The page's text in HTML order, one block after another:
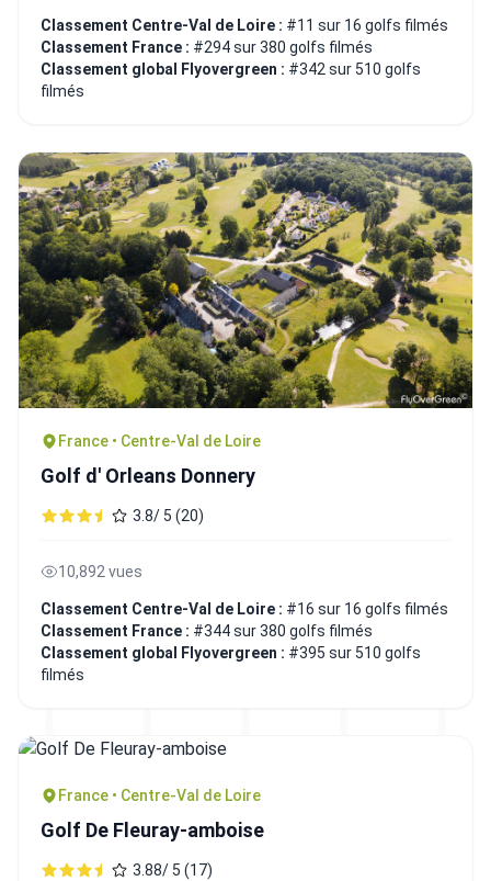
Classement Centre-Val de Loire : #11 sur 16 golfs filmés
Classement France : #294 sur 380 golfs filmés
Classement global Flyovergreen : #342 sur 510 golfs
filmés
France • Centre-Val de Loire
Golf d' Orleans Donnery
3.8/ 5 (20)
10,892 vues
Classement Centre-Val de Loire : #16 sur 16 golfs filmés
Classement France : #344 sur 380 golfs filmés
Classement global Flyovergreen : #395 sur 510 golfs
filmés
France • Centre-Val de Loire
Golf De Fleuray-amboise
3.88/ 5 (17)